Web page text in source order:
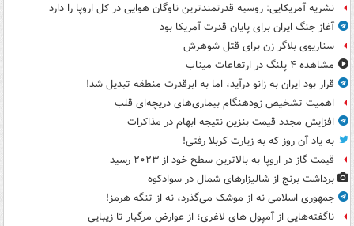
نشریه آمریکایی: روسیه قدرتمندترین ناوگان هوایی در کل اروپا را دارد
آغاز جنگ ایران برای پایان قدرت آمریکا بود
سناریوی بلاگر زن برای قتل شوهرش
مشاهده ۴ پلنگ در ارتفاعات میناب
قرار بود ایران به زانو درآید، اما به ابرقدرت منطقه تبدیل شد!
اهمیت تشخیص زودهنگام بیماری‌های دریچه‌ای قلب
افزایش مجدد قیمت بنزین نتیجه ابهام در مذاکرات
به یاد آن روز که به زیارت کربلا رفتی!
قیمت گاز در اروپا به بالاترین سطح خود از ۲۰۲۳ رسید
برداشت برنج از شالیزارهای شمال در سوادکوه
جمهوری اسلامی نه از موشک می‌گذرد، نه از تنگه هرمز!
ناگفته‌هایی از آمپول های لاغری؛ از عوارض مرگبار تا زیبایی